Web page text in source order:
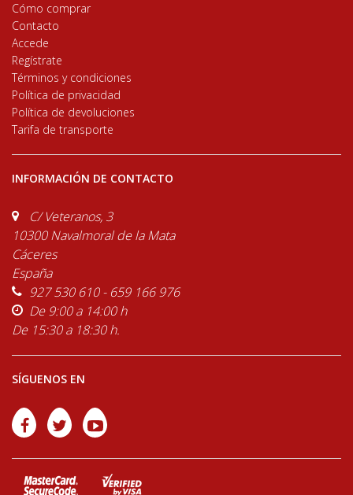
Cómo comprar
Contacto
Accede
Regístrate
Términos y condiciones
Política de privacidad
Política de devoluciones
Tarifa de transporte
INFORMACIÓN DE CONTACTO
C/ Veteranos, 3
10300 Navalmoral de la Mata
Cáceres
España
927 530 610 - 659 166 976
De 9:00 a 14:00 h
De 15:30 a 18:30 h.
SÍGUENOS EN